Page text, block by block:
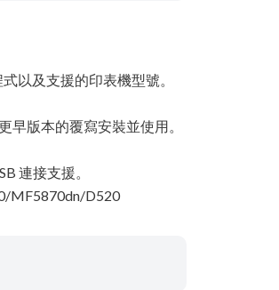
以及支援的印表機型號。
早版本的覆寫安裝並使用。
連接支援。
MF5870dn/D520